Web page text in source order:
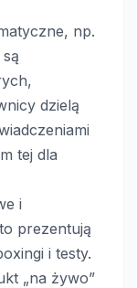
np.
są
dzielą
tej dla
i
prezentują
i testy.
„na żywo”